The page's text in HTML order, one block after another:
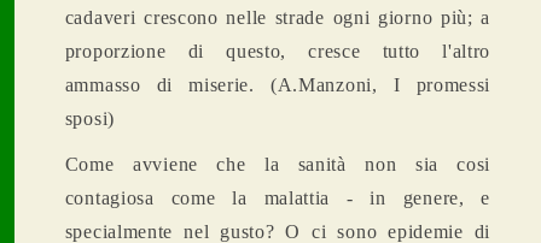
cadaveri crescono nelle strade ogni giorno più; a
proporzione di questo, cresce tutto l'altro
ammasso di miserie. (A.Manzoni, I promessi
sposi)
Come avviene che la sanità non sia cosi
contagiosa come la malattia - in genere, e
specialmente nel gusto? O ci sono epidemie di